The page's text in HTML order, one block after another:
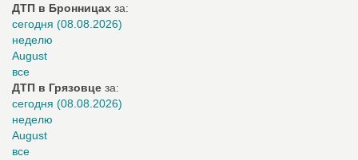
ДТП в Бронницах за:
сегодня (08.08.2026)
неделю
August
все
ДТП в Грязовце за:
сегодня (08.08.2026)
неделю
August
все